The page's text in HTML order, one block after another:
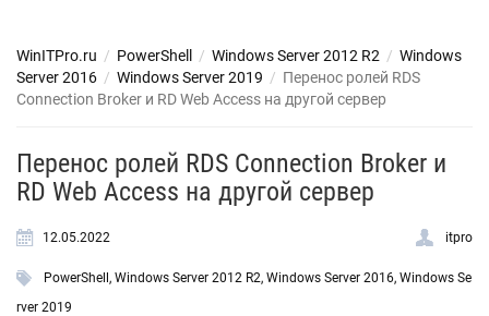
WinITPro.ru / PowerShell / Windows Server 2012 R2 / Windows
Server 2016 / Windows Server 2019 / Перенос ролей RDS
Connection Broker и RD Web Access на другой сервер
Перенос ролей RDS Connection Broker и
RD Web Access на другой сервер
12.05.2022 itpro
PowerShell , Windows Server 2012 R2, Windows Server 2016, Windows Se
rver 2019